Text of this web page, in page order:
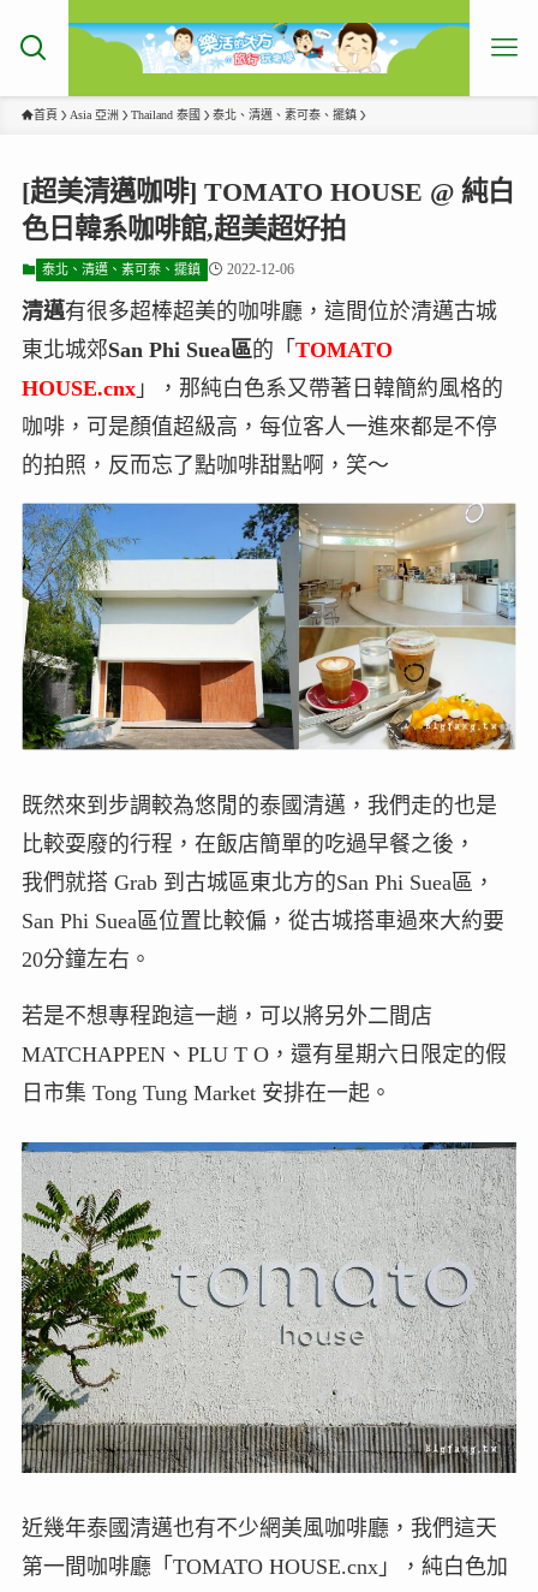
首頁 Asia 亞洲 Thailand 泰國 泰北、清邁、素可泰、擺鎮
[超美清邁咖啡] TOMATO HOUSE @ 純白
色日韓系咖啡館,超美超好拍
泰北、清邁、素可泰、擺鎮 2022-12-06
清邁有很多超棒超美的咖啡廳，這間位於清邁古城
東北城郊San Phi Suea區的「 TOMATO
HOUSE.cnx」，那純白色系又帶著日韓簡約風格的
咖啡，可是顏值超級高，每位客人一進來都是不停
的拍照，反而忘了點咖啡甜點啊，笑～
既然來到步調較為悠閒的泰國清邁，我們走的也是
比較耍廢的行程，在飯店簡單的吃過早餐之後，
我們就搭 Grab 到古城區東北方的San Phi Suea區，
San Phi Suea區位置比較偏，從古城搭車過來大約要
20分鐘左右。
若是不想專程跑這一趟，可以將另外二間店
MATCHAPPEN、PLU T O，還有星期六日限定的假
日市集 Tong Tung Market 安排在一起。
近幾年泰國清邁也有不少網美風咖啡廳，我們這天
第一間咖啡廳「TOMATO HOUSE.cnx」，純白色加